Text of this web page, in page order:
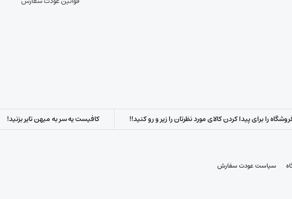
را برای پیدا کردن کالای مورد نظرتان را زیر و رو کنید!! کافیست یه سر به میهن تایر بزنید!
سیاست عودت سفارش